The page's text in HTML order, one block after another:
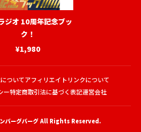
ジオ 10周年記念ブッ
ク！
¥1,980
ついてアフィリエイトリンクについて
ー特定商取引法に基づく表記運営会社
バーグバーグAll Rights Reserved.